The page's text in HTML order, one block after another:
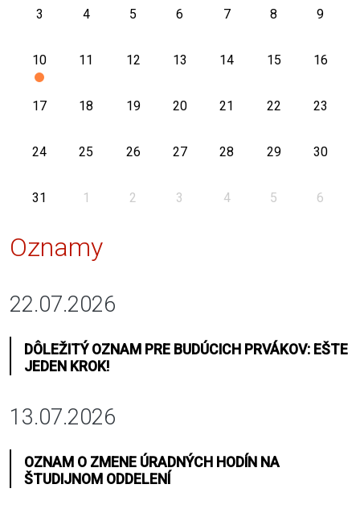
3 4 5 6 7 8 9
10 11 12 13 14 15 16
17 18 19 20 21 22 23
24 25 26 27 28 29 30
31 1 2 3 4 5 6
Oznamy
22.07.2026
DÔLEŽITÝ OZNAM PRE BUDÚCICH PRVÁKOV: EŠTE
JEDEN KROK!
13.07.2026
OZNAM O ZMENE ÚRADNÝCH HODÍN NA
ŠTUDIJNOM ODDELENÍ